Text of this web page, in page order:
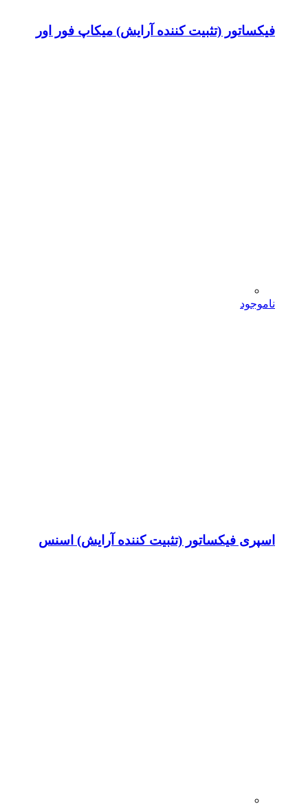
فیکساتور (تثبیت کننده آرایش) میکاپ فور اور
ناموجود
اسپری فیکساتور (تثبیت کننده آرایش) اسنس